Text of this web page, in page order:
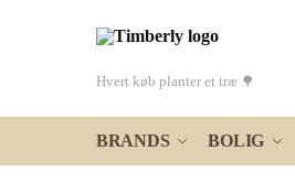
Hvert køb planter et træ 🌳
BRANDS BOLIG